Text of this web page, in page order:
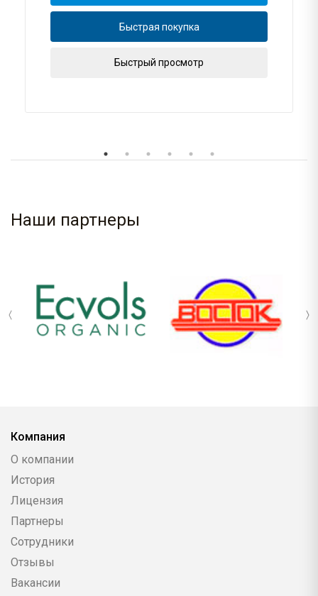
Быстрая покупка
Быстрый просмотр
Наши партнеры
Компания
О компании
История
Лицензия
Партнеры
Сотрудники
Отзывы
Вакансии